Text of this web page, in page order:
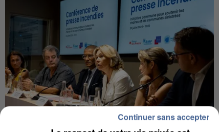
Continuer sans accepter